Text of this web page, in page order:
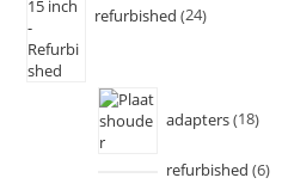
refurbished 24
adapters 18
refurbished 6